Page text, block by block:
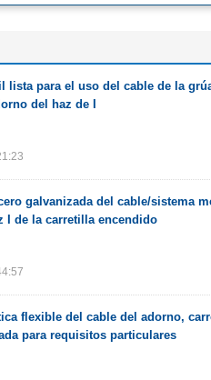
lista para el uso del cable de la
del haz de I
galvanizada del cable/sistema
I de la carretilla encendido
flexible del cable del adorno,
para requisitos particulares